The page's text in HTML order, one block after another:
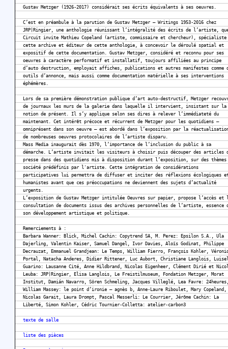
Gustav Metzger (1926-2017) considérait ses écrits équivalents à ses oeuvres.
C’est en préambule à la parution de Gustav Metzger – Writings 1953-2016 chez
JRP|Ringier, une anthologie réunissant l’intégralité des écrits de l’artiste,
Circuit invite Mathieu Copeland (artiste, commissaire et chercheur), spécialiste
cette archive et éditeur de cette anthologie, à concevoir le déroulé spatial et
expositif de cette documentation. Gustav Metzger, considéré et reconnu pour ses
oeuvres à caractère performatif et installatif, toujours affiliées au principe
d’auto destruction, employait affiches, publications et autres manifestes comme
outils d’annonce, mais aussi comme documentation matérielle à ses interventions
éphémères.
Lors de sa première démonstration publique d’art auto-destructif, Metzger
de journaux les murs de la galerie dans laquelle il intervient, insistant sur la
notion de présent. Il s’y applique selon ses dires à relever l’immédiateté du
maintenant. Cet intérêt précoce et récurrent de Metzger pour les quotidiens –
omniprésent dans son oeuvre – est abordé dans l’exposition par la
de nombreuses oeuvres protocolaires de l’artiste disparu.
Mass Media inaugurait dès 1970, l’importance de l’inclusion du public à sa
démarche. L’artiste invitait les visiteurs à choisir puis découper des articles
presse dans des quotidiens mis à disposition durant l’exposition, sur des thèmes
société prédéfinis par l'artiste. Cette intégration de considérations
participatives lui permettra de diffuser et inciter des réflexions écologiques
humanistes avant que ces préoccupations ne deviennent des sujets d’actualité
urgents.
L’exposition de Gustav Metzger intitulée Oeuvres sur papier, propose l’accès et
consultation de documents issus des archives personnelles de l’artiste, essence
son développement artistique et politique.
Remerciements à :
Barbara Wanner: Blick, Michel Cachin: Copytrend SA, M. Perez: Epsilon S.A., Ula
Dajerling, Valentin Kaiser, Samuel Dangel, Ivor Davies, Aloïs Godinat, Philippe
Decrauzat, Emmanuel Grandjean: Le Temps, William Fierro, François Kohler,
Portal, Natacha Anderes, Didier Rittener, Luc Aubort, Christiane Langlois,
Guarino: Lausanne Cité, Anne Hildbrand, Nicolas Eigenheer, Clément Dirié et
Leuba: JRP|Ringier, Elisa Langlois, Le Freistilmuseum, Fondation Metzger, Morat
Institut, Damián Navarro, Sören Schmeling, Jacques Villeglé, Lea Favre:
William Massey: le point d’ironie – agnès b, Anne-Laure Riboulet, Mary Copeland,
Nicolas Garait, Laura Drompt, Pascal Messerli: Le Courrier, Jérôme Cachin: La
Liberté, Simon Kohler, Cédric Tournier-Colletta: atelier-carbon3
texte de salle
liste des pièces